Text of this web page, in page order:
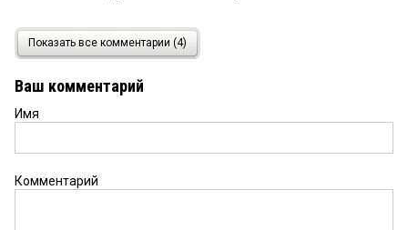
Малыгин Евгений
Спасибо Алексею Николаевичу Озерову за яркий
Показать все комментарии (4)
Ваш комментарий
Имя
Комментарий